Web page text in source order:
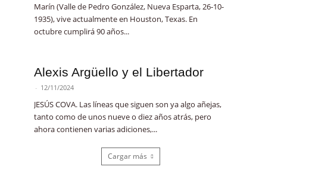
Marín (Valle de Pedro González, Nueva Esparta, 26-10-
1935), vive actualmente en Houston, Texas. En
octubre cumplirá 90 años...
Alexis Argüello y el Libertador
- 12/11/2024
JESÚS COVA. Las líneas que siguen son ya algo añejas,
tanto como de unos nueve o diez años atrás, pero
ahora contienen varias adiciones,...
Cargar más